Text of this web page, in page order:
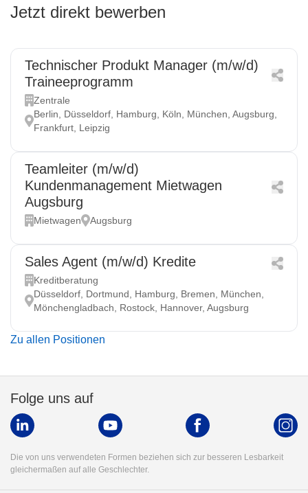
Jetzt direkt bewerben
Technischer Produkt Manager (m/w/d)
Traineeprogramm
Zentrale
Berlin, Düsseldorf, Hamburg, Köln, München, Augsburg,
Frankfurt, Leipzig
Teamleiter (m/w/d)
Kundenmanagement Mietwagen
Augsburg
Mietwagen Augsburg
Sales Agent (m/w/d) Kredite
Kreditberatung
Düsseldorf, Dortmund, Hamburg, Bremen, München,
Mönchengladbach, Rostock, Hannover, Augsburg
Zu allen Positionen
Folge uns auf
Die von uns verwendeten Formen beziehen sich zur besseren Lesbarkeit
gleichermaßen auf alle Geschlechter.